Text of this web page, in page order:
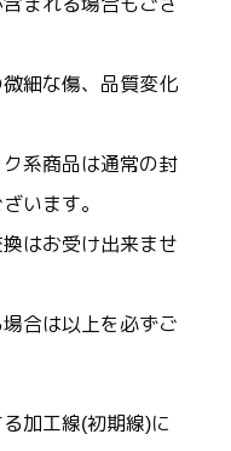
細な傷、品質変化
系商品は通常の封
います。
はお受け出来ませ
合は以上を必ずご
加工線(初期線)に